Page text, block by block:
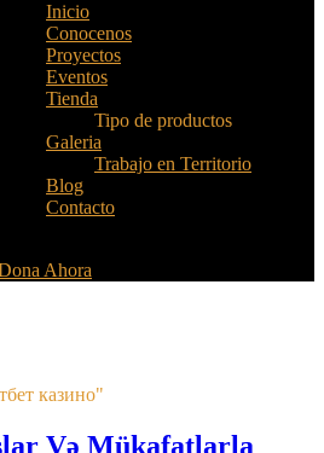
Inicio
Conocenos
Proyectos
Eventos
Tienda
Tipo de productos
Galeria
Trabajo en Territorio
Blog
Contacto
Ahora
казино"
Və Mükafatlarla